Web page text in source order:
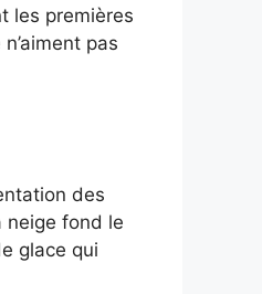
les premières
pas
des
neige fond le
glace qui